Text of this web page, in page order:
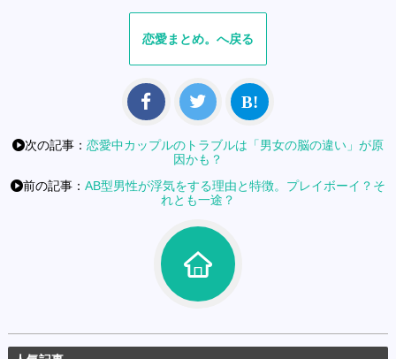
恋愛
次の記事： 恋愛中カップルのトラブルは「男女の脳の違い」が原
因かも？
前の記事： AB型男性が浮気をする理由と特徴。プレイボーイ？そ
れとも一途？